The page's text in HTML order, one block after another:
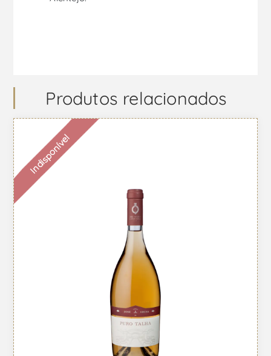
Produtos relacionados
Indisponível